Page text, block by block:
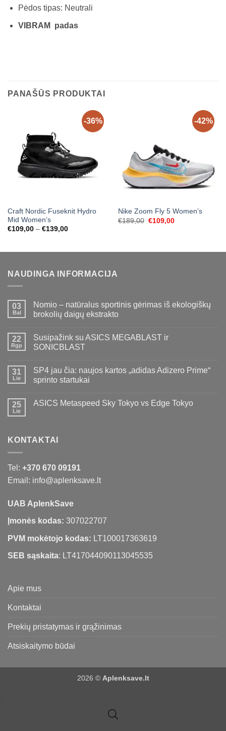
Pėdos tipas: Neutrali
VIBRAM padas
PANAŠŪS PRODUKTAI
-36%
Craft Nordic Fuseknit Hydro
Mid Women’s
€109,00 – €139,00Price
-42%
Nike Zoom Fly 5 Women’s
€189,00 Original
€109,00Current
NAUDINGA INFORMACIJA
03
Bal
Nomio – natūralus sportinis gėrimas iš ekologiškų
brokolių daigų ekstrakto
22
Rgp
Susipažink su ASICS MEGABLAST ir
SONICBLAST
31
Lie
SP4 jau čia: naujos kartos „adidas Adizero Prime“
sprinto startukai
25
Lie
ASICS Metaspeed Sky Tokyo vs Edge Tokyo
KONTAKTAI
Tel: +370 670 09191
Email: info@aplenksave.lt
UAB AplenkSave
Įmonės kodas: 307022707
PVM mokėtojo kodas: LT100017363619
SEB sąskaita: LT417044090113045535
Apie mus
Kontaktai
Prekių pristatymas ir grąžinimas
Atsiskaitymo būdai
2026 © Aplenksave.lt